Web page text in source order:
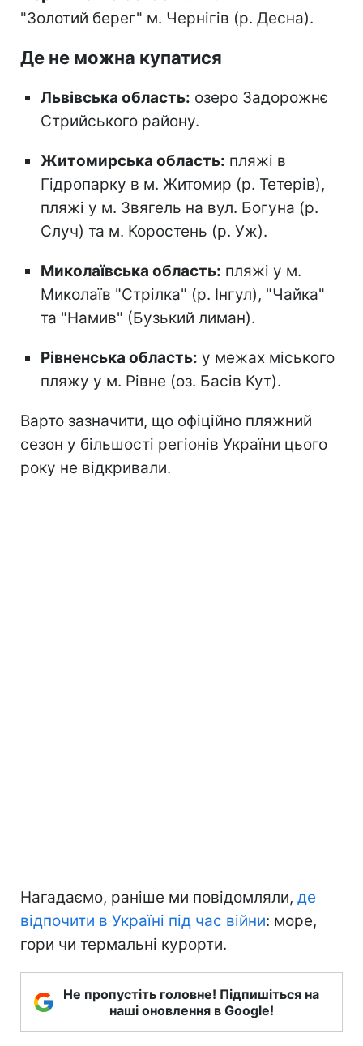
"Золотий берег" м. Чернігів (р. Десна).
Де не можна купатися
Львівська область: озеро Задорожнє
Стрийського району.
Житомирська область: пляжі в
Гідропарку в м. Житомир (р. Тетерів),
пляжі у м. Звягель на вул. Богуна (р.
Случ) та м. Коростень (р. Уж).
Миколаївська область: пляжі у м.
Миколаїв "Стрілка" (р. Інгул), "Чайка"
та "Намив" (Бузький лиман).
Рівненська область: у межах міського
пляжу у м. Рівне (оз. Басів Кут).
Варто зазначити, що офіційно пляжний
сезон у більшості регіонів України цього
року не відкривали.
Нагадаємо, раніше ми повідомляли, де
відпочити в Україні під час війни: море,
гори чи термальні курорти.
Не пропустіть головне! Підпишіться на
наші оновлення в Google!